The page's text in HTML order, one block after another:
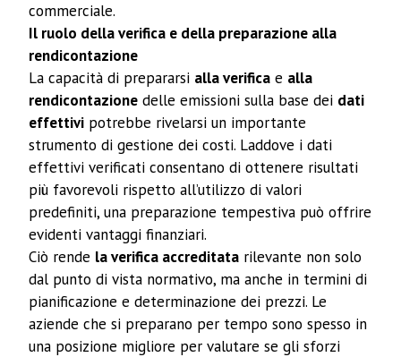
commerciale.
Il ruolo della verifica e della preparazione alla
rendicontazione
La capacità di prepararsi alla verifica e alla
rendicontazione delle emissioni sulla base dei dati
effettivi potrebbe rivelarsi un importante
strumento di gestione dei costi. Laddove i dati
effettivi verificati consentano di ottenere risultati
più favorevoli rispetto all’utilizzo di valori
predefiniti, una preparazione tempestiva può offrire
evidenti vantaggi finanziari.
Ciò rende la verifica accreditata rilevante non solo
dal punto di vista normativo, ma anche in termini di
pianificazione e determinazione dei prezzi. Le
aziende che si preparano per tempo sono spesso in
una posizione migliore per valutare se gli sforzi